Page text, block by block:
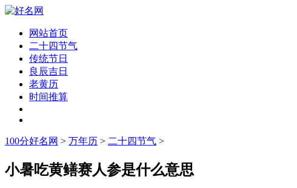
网站首页
二十四节气
传统节日
良辰吉日
老黄历
时间推算
100分好名网 > 万年历 > 二十四节气 >
小暑吃黄鳝赛人参是什么意思